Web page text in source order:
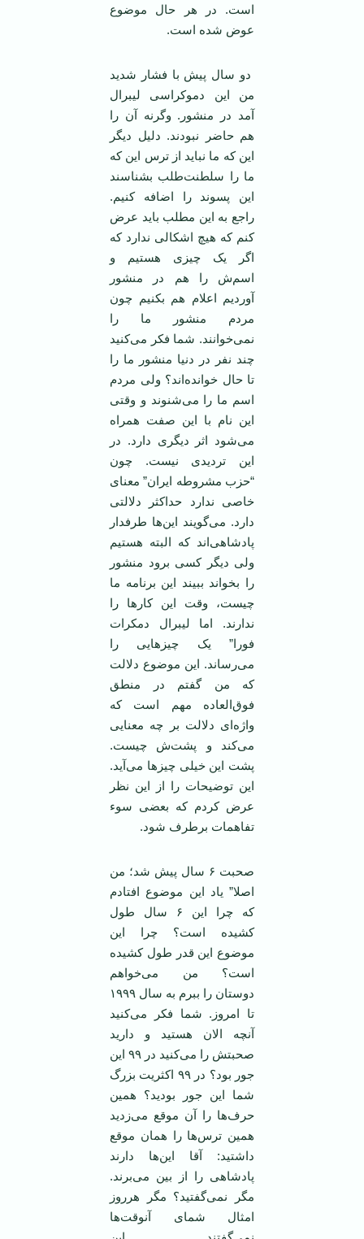
است. در هر حال موضوع
عوض شده است.
دو سال پیش با فشار شدید
من این دموکراسی لیبرال
آمد در منشور. وگرنه آن را
هم حاضر نبودند. دلیل دیگر
این که ما نباید از ترس این که
ما را سلطنت‌طلب بشناسند
این پسوند را اضافه کنیم.
راجع به این مطلب باید عرض
کنم که هیچ اشکالی ندارد که
اگر یک چیزی هستیم و
اسم‌ش را هم در منشور
آوردیم اعلام هم بکنیم چون
مردم منشور ما را
نمی‌خوانند. شما فکر می‌کنید
چند نفر در دنیا منشور ما را
تا حال خوانده‌اند؟ ولی مردم
اسم ما را می‌شنوند و وقتی
این نام با این صفت همراه
می‌شود اثر دیگری دارد. در
این تردیدی نیست. چون
“حزب مشروطه ایران” معنای
خاصی ندارد حداکثر دلالتی
دارد. می‌گویند این‌ها طرفدار
پادشاهی‌اند که البته هستیم
ولی دیگر کسی برود منشور
را بخواند ببیند این برنامه ما
چیست، وقت این کارها را
ندارند. اما لیبرال دمکرات
فورا” یک چیزهایی را
می‌رساند. این موضوع دلالت
که من گفتم در منطق
فوق‌العاده مهم است که
واژه‌ای دلالت بر چه معنایی
می‌کند و پشت‌ش چیست.
پشت این خیلی چیزها می‌آید.
این توضیحات را از این نظر
عرض کردم که بعضی سوء
تفاهمات برطرف شود.
صحبت ۶ سال پیش شد؛ من
اصلا” یاد این موضوع افتادم
که چرا این ۶ سال طول
کشیده است؟ چرا این
موضوع این قدر طول کشیده
است؟ من می‌خواهم
دوستان را ببرم به سال ۱۹۹۹
تا امروز. شما فکر می‌کنید
آنچه الان هستید و دارید
صحبتش را می‌کنید در ۹۹ این
جور بود؟ در ۹۹ اکثریت بزرگ
شما این جور بودید؟ همین
حرف‌ها را آن موقع می‌زدید
همین ترس‌ها را همان موقع
داشتید: آقا این‌ها دارند
پادشاهی را از بین می‌برند.
مگر نمی‌گفتید؟ مگر هرروز
امثال شمای آنوقت‌ها